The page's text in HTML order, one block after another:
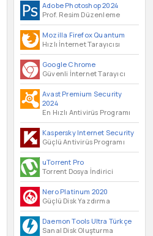
Adobe Photoshop 2024
Prof. Resim Düzenleme
Mozilla Firefox Quantum
Hızlı İnternet Tarayıcısı
Google Chrome
Güvenli İnternet Tarayıcı
Avast Premium Security
2024
En Hızlı Antivirüs Programı
Kaspersky Internet Security
Güçlü Antivirüs Programı
uTorrent Pro
Torrent Dosya İndirici
Nero Platinum 2020
Güçlü Disk Yazdırma
Daemon Tools Ultra Türkçe
Sanal Disk Oluşturma